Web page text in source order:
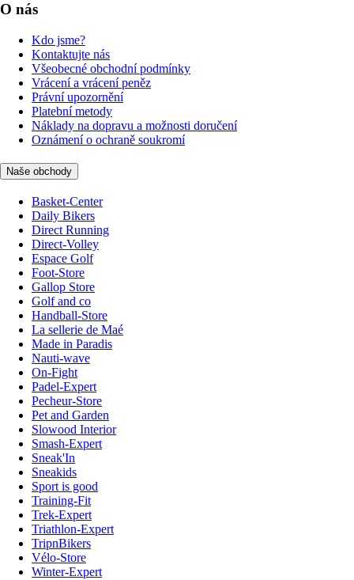
O nás
Kdo jsme?
Kontaktujte nás
Všeobecné obchodní podmínky
Vrácení a vrácení peněz
Právní upozornění
Platební metody
Náklady na dopravu a možnosti doručení
Oznámení o ochraně soukromí
Naše obchody
Basket-Center
Daily Bikers
Direct Running
Direct-Volley
Espace Golf
Foot-Store
Gallop Store
Golf and co
Handball-Store
La sellerie de Maé
Made in Paradis
Nauti-wave
On-Fight
Padel-Expert
Pecheur-Store
Pet and Garden
Slowood Interior
Smash-Expert
Sneak'In
Sneakids
Sport is good
Training-Fit
Trek-Expert
Triathlon-Expert
TripnBikers
Vélo-Store
Winter-Expert